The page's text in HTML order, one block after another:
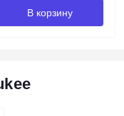
В корзину